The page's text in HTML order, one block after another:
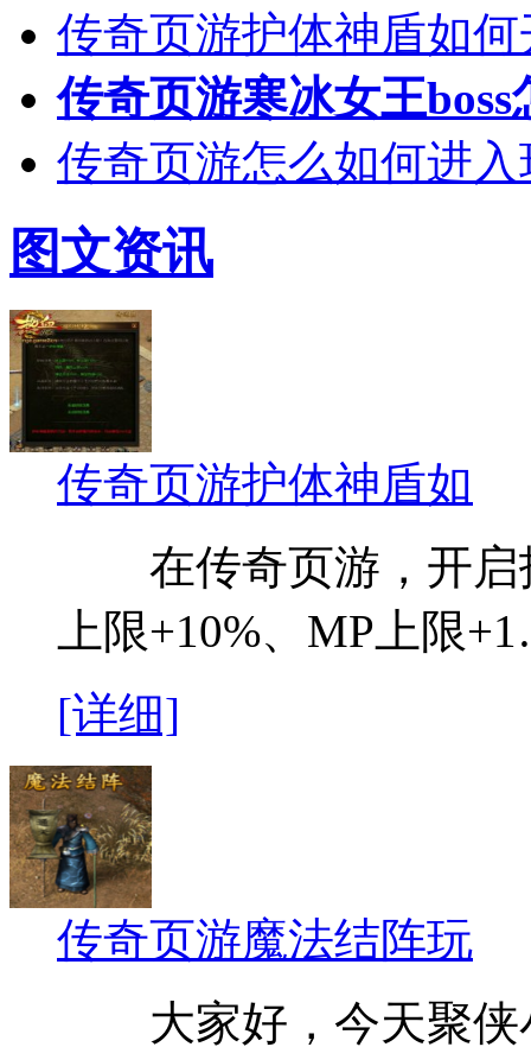
传奇页游护体神盾如何
传奇页游寒冰女王boss
传奇页游怎么如何进
图文资讯
传奇页游护体神盾如
在传奇页游，开启
上限+10%、MP上限
[详细]
传奇页游魔法结阵玩
大家好，今天聚侠